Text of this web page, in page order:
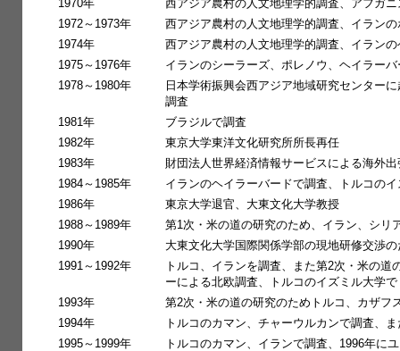
1970年
西アジア農村の人文地理学的調査、アフガ
1972～1973年
西アジア農村の人文地理学的調査、イラン
1974年
西アジア農村の人文地理学的調査、イラン
1975～1976年
イランのシーラーズ、ポレノウ、ヘイラー
1978～1980年
日本学術振興会西アジア地域研究センター
調査
1981年
ブラジルで調査
1982年
東京大学東洋文化研究所所長再任
1983年
財団法人世界経済情報サービスによる海外
1984～1985年
イランのヘイラーバードで調査、トルコの
1986年
東京大学退官、大東文化大学教授
1988～1989年
第1次・米の道の研究のため、イラン、シリ
1990年
大東文化大学国際関係学部の現地研修交渉
1991～1992年
トルコ、イランを調査、また第2次・米の
ーによる北欧調査、トルコのイズミル大学
1993年
第2次・米の道の研究のためトルコ、カザフ
1994年
トルコのカマン、チャーウルカンで調査、
1995～1999年
トルコのカマン、イランで調査、1996年に